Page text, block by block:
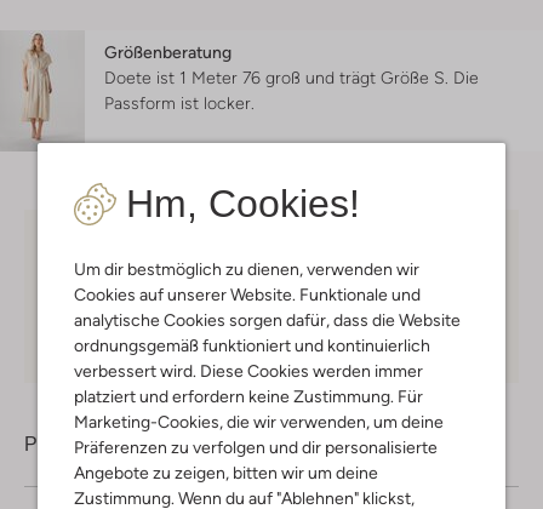
Hm, Cookies!
Um dir bestmöglich zu dienen, verwenden wir
Cookies auf unserer Website. Funktionale und
analytische Cookies sorgen dafür, dass die Website
ordnungsgemäß funktioniert und kontinuierlich
verbessert wird. Diese Cookies werden immer
platziert und erfordern keine Zustimmung. Für
Marketing-Cookies, die wir verwenden, um deine
Präferenzen zu verfolgen und dir personalisierte
Angebote zu zeigen, bitten wir um deine
Zustimmung. Wenn du auf "Ablehnen" klickst,
Größenberatung
Doete ist 1 Meter 76 groß und trägt Größe S. Die
Passform ist locker
Mitglieder in Deutschland
Kauf auf Rechnung 30 TagenRückgaberecht
Produktinformation